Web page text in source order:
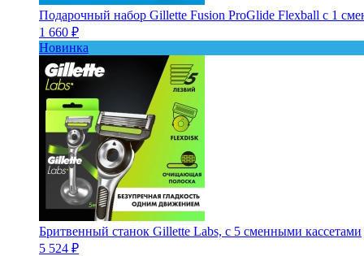
Подарочный набор Gillette Fusion ProGlide Flexball с 1
1 660 ₽
Новинка
Бритвенный станок Gillette Labs, с 5 сменными кассетами
5 524 ₽